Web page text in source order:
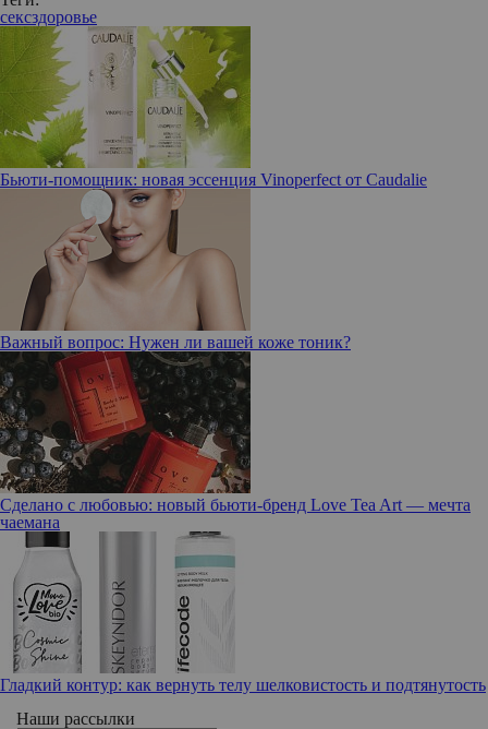
сексздоровье
Бьюти-помощник: новая эссенция Vinoperfect от Caudalie
Важный вопрос: Нужен ли вашей коже тоник?
Сделано с любовью: новый бьюти-бренд Love Tea Art — мечта
чаемана
Гладкий контур: как вернуть телу шелковистость и подтянутость
Наши рассылки